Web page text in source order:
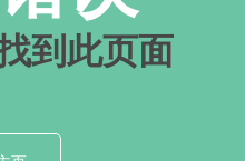
到此页面